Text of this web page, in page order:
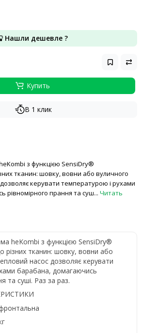
Нашли дешевле ?
Купить
В 1 клик
з функцією SensiDry®
тканин: шовку, вовни або вуличного
керувати температурою і рухами
рівномірного прання та суш... Читать
heKombi з функцією SensiDry®
різних тканин: шовку, вовни або
насос дозволяє керувати
барабана, домагаючись
та суші. Раз за раз.